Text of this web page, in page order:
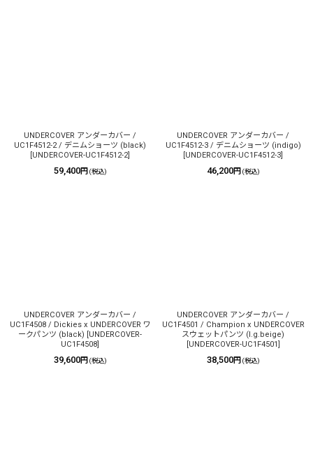
UNDERCOVER アンダーカバー /
UC1F4512-2 / デニムショーツ (black)
UNDERCOVER-UC1F4512-2]
59,400円 (税込)
UNDERCOVER アンダーカバー /
UC1F4512-3 / デニムショーツ (indigo)
UNDERCOVER-UC1F4512-3
46,200円 (税込)
UNDERCOVER アンダーカバー /
UC1F4508 / Dickies x UNDERCOVER ワ
ークパンツ (black)
UNDERCOVER-
UC1F4508
39,600円 (税込)
UNDERCOVER アンダーカバー /
UC1F4501 / Champion x UNDERCOVER
スウェットパンツ (l.g.beige)
UNDERCOVER-UC1F4501
38,500円 (税込)